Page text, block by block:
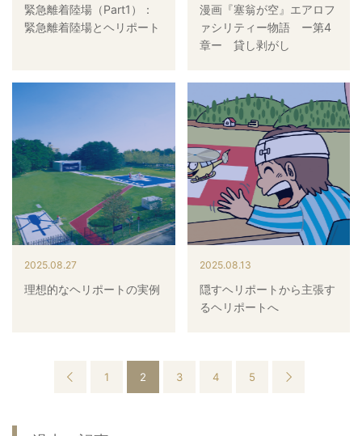
緊急離着陸場（Part1）：
緊急離着陸場とヘリポート
漫画『塞翁が空』エアロフ
ァシリティー物語 ー第4
章ー 貸し剥がし
2025.08.27
理想的なヘリポートの実例
2025.08.13
隠すヘリポートから主張す
るヘリポートへ
1 2 3 4 5